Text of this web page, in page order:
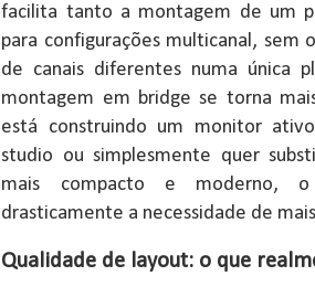
facilita tanto a montagem de um
para configurações multicanal, sem
de canais diferentes numa única
montagem em bridge se torna
está construindo um monitor
studio ou simplesmente quer
mais compacto e moderno,
drasticamente a necessidade de
Qualidade de layout: o que